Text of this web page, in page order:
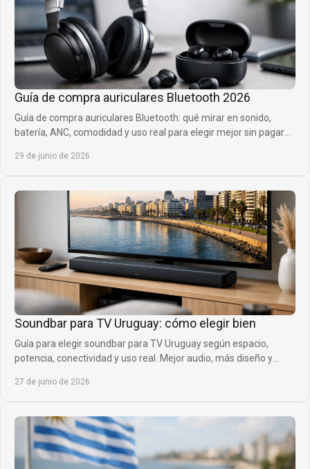
Guía de compra auriculares Bluetooth 2026
Guía de compra auriculares Bluetooth: qué mirar en sonido,
batería, ANC, comodidad y uso real para elegir mejor sin pagar
29 de junio de 2026
Soundbar para TV Uruguay: cómo elegir bien
Guía para elegir soundbar para TV Uruguay según espacio,
potencia, conectividad y uso real. Mejor audio, más diseño y
27 de junio de 2026